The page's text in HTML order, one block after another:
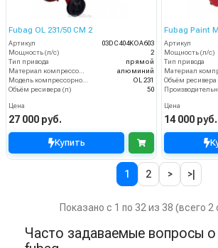
Fubag OL 231/50 CM 2
Артикул
03DC404KOA603
Мощность (л/с)
2
Тип привода
прямой
алюминий
OL 231
Объём ресивера (л)
50
Цена
27 000 руб.
Купить
Fubag Paint
Артикул
Мощность (л/с)
Тип привода
Объём ресивера
Цена
14 000 руб.
1 2 > >|
Показано с 1 по 32 из 38 (всего 2
Часто задаваемые вопросы о